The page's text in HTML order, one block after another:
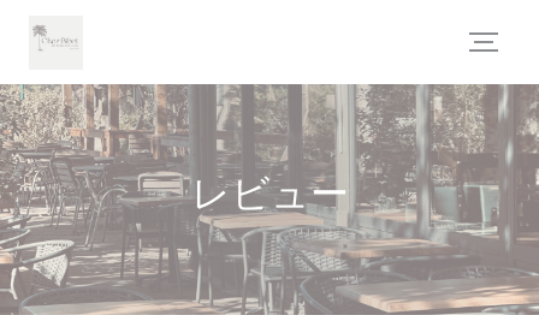
レビュー